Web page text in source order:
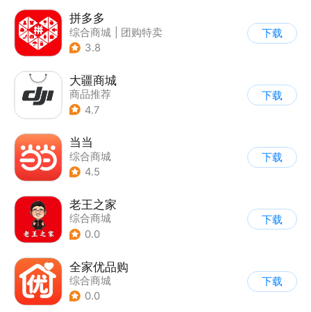
拼多多
综合商城
团购特卖
3.8
下载
大疆商城
商品推荐
4.7
下载
当当
综合商城
4.5
下载
老王之家
综合商城
0.0
下载
全家优品购
综合商城
0.0
下载